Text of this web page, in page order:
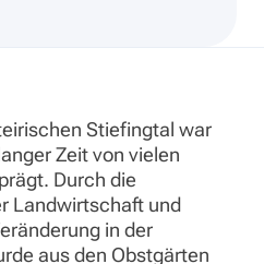
Stiefingtal war
Zeit von vielen
Durch die
Landwirtschaft und
in der
aus den Obstgärten